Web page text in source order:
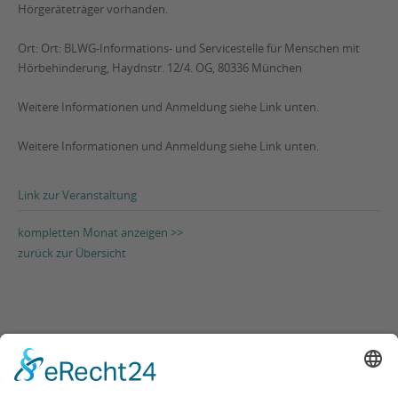
Hörgeräteträger vorhanden.
Ort: Ort: BLWG-Informations- und Servicestelle für Menschen mit
Hörbehinderung, Haydnstr. 12/4. OG, 80336 München
Weitere Informationen und Anmeldung siehe Link unten.
Weitere Informationen und Anmeldung siehe Link unten.
Link zur Veranstaltung
kompletten Monat anzeigen >>
zurück zur Übersicht